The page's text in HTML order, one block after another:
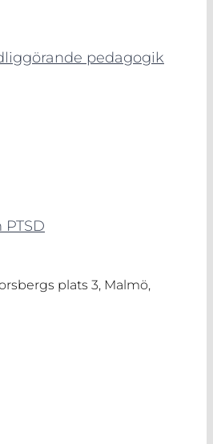
pedagogik
plats 3, Malmö,